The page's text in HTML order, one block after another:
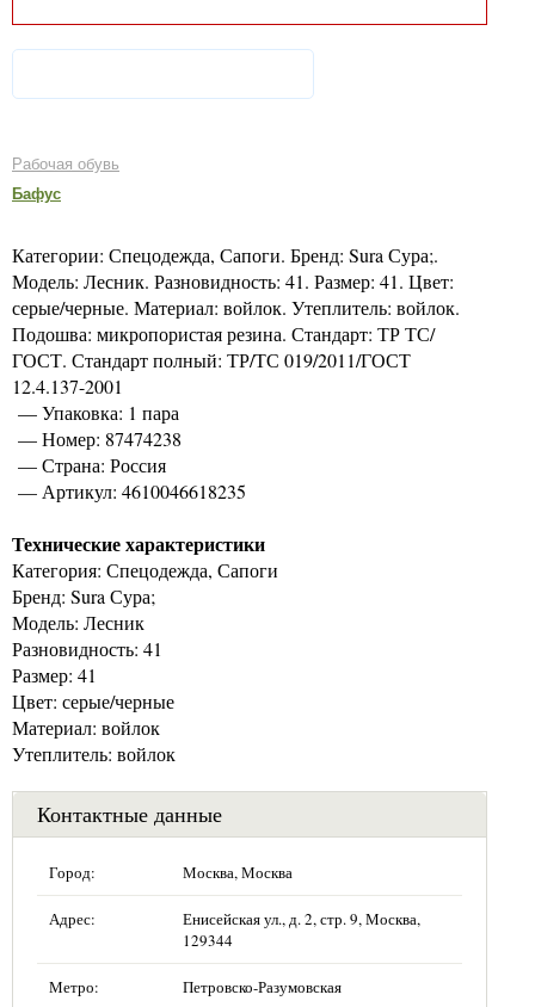
Рабочая обувь
Бафус
Категории: Спецодежда, Сапоги. Бренд: Sura Сура;.
Модель: Лесник. Разновидность: 41. Размер: 41. Цвет:
серые/черные. Материал: войлок. Утеплитель: войлок.
Подошва: микропористая резина. Стандарт: ТР ТС/
ГОСТ. Стандарт полный: ТР/ТС 019/2011/ГОСТ
12.4.137-2001
— Упаковка: 1 пара
— Номер: 87474238
— Страна: Россия
— Артикул: 4610046618235
Технические характеристики
Категория: Спецодежда, Сапоги
Бренд: Sura Сура;
Модель: Лесник
Разновидность: 41
Размер: 41
Цвет: серые/черные
Материал: войлок
Утеплитель: войлок
Контактные данные
Город: Москва, Москва
Адрес:
Енисейская ул., д. 2, стр. 9, Москва,
129344
Метро: Петровско-Разумовская